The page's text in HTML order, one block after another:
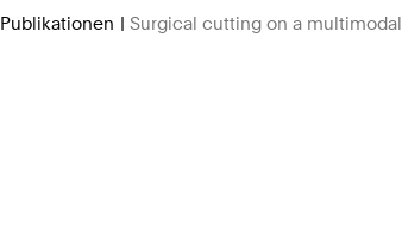
Publikationen Surgical cutting on a